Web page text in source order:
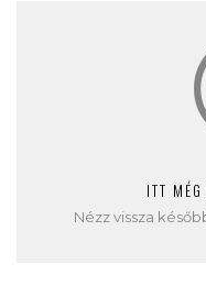
ITT
Nézz vissza